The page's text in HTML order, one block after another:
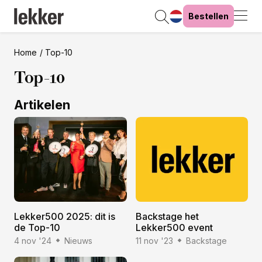
Bestellen
Home Top-10
Top-10
Artikelen
Lekker500 2025: dit is
de Top-10
4 nov '24 Nieuws
Backstage het
Lekker500 event
11 nov '23 Backstage